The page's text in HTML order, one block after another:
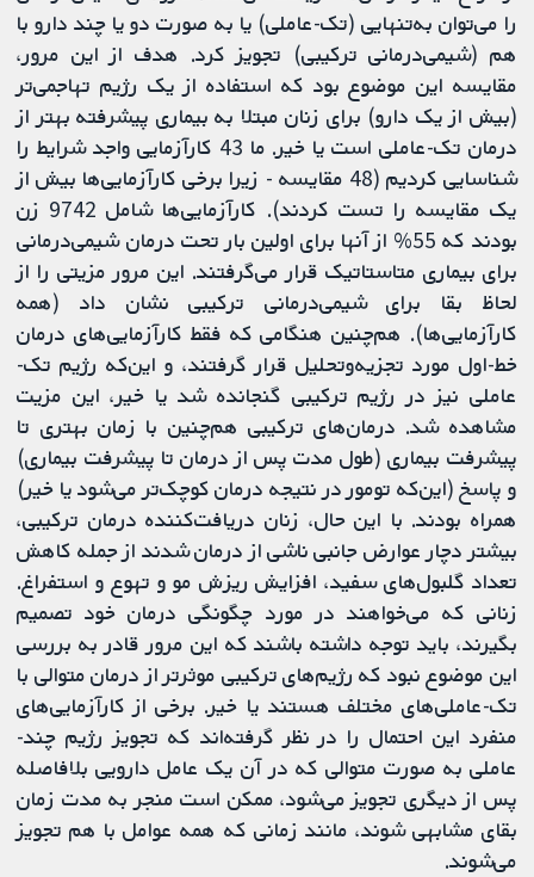
را می‌توان به‌تنهایی (تک‌-عاملی) یا به صورت دو یا چند دارو با
هم (شیمی‌درمانی ترکیبی) تجویز کرد. هدف از این مرور،
مقایسه این موضوع بود که استفاده از یک رژیم تهاجمی‌تر
(بیش از یک دارو) برای زنان مبتلا به بیماری پیشرفته بهتر از
درمان تک‌-عاملی است یا خیر. ما 43 کارآزمایی واجد شرایط را
شناسایی کردیم (48 مقایسه - زیرا برخی کارآزمایی‌ها بیش از
یک مقایسه را تست کردند). کارآزمایی‌ها شامل 9742 زن
بودند که 55% از آنها برای اولین بار تحت درمان شیمی‌درمانی
برای بیماری متاستاتیک قرار می‌گرفتند. این مرور مزیتی را از
لحاظ بقا برای شیمی‌درمانی ترکیبی نشان داد (همه
کارآزمایی‌ها). هم‌چنین هنگامی که فقط کارآزمایی‌های درمان
خط-اول مورد تجزیه‌وتحلیل قرار گرفتند، و این‌که رژیم تک‌-
عاملی نیز در رژیم ترکیبی گنجانده شد یا خیر، این مزیت
مشاهده شد. درمان‌های ترکیبی هم‌چنین با زمان بهتری تا
پیشرفت بیماری (طول مدت پس از درمان تا پیشرفت بیماری)
و پاسخ (این‌که تومور در نتیجه درمان کوچک‌تر می‌شود یا خیر)
همراه بودند. با این حال، زنان دریافت‌کننده درمان ترکیبی،
بیشتر دچار عوارض جانبی ناشی از درمان شدند از جمله کاهش
تعداد گلبول‌های سفید، افزایش ریزش مو و تهوع و استفراغ.
زنانی که می‌خواهند در مورد چگونگی درمان خود تصمیم
بگیرند، باید توجه داشته باشند که این مرور قادر به بررسی
این موضوع نبود که رژیم‌های ترکیبی موثرتر از درمان متوالی با
تک‌-عاملی‌های مختلف هستند یا خیر. برخی از کارآزمایی‌های
منفرد این احتمال را در نظر گرفته‌اند که تجویز رژیم چند-
عاملی به صورت متوالی که در آن یک عامل دارویی بلافاصله
پس از دیگری تجویز می‌شود، ممکن است منجر به مدت زمان
بقای مشابهی شوند، مانند زمانی که همه عوامل با هم تجویز
می‌شوند.